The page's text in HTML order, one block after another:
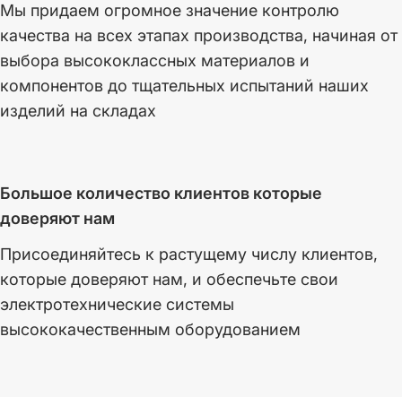
Мы придаем огромное значение контролю
качества на всех этапах производства, начиная от
выбора высококлассных материалов и
компонентов до тщательных испытаний наших
изделий на складах
Большое количество клиентов которые
доверяют нам
Присоединяйтесь к растущему числу клиентов,
которые доверяют нам, и обеспечьте свои
электротехнические системы
высококачественным оборудованием